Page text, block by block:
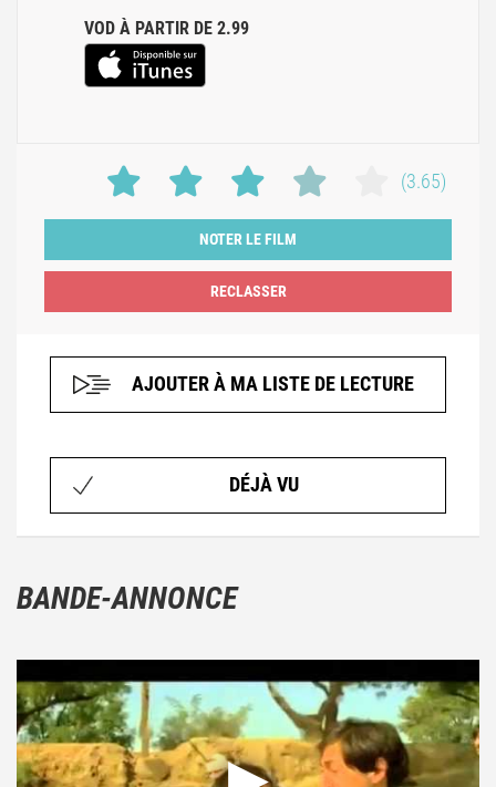
VOD À PARTIR DE 2.99
(3.65)
NOTER LE FILM
AJOUTER À MA LISTE DE LECTURE
DÉJÀ VU
BANDE-ANNONCE